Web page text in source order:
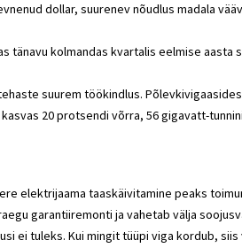
dollar, suurenev nõudlus madala
tänavu kolmandas kvartalis eelmise aasta
suurem töökindlus.
20 protsendi võrra, 56 gigavatt-
elektrijaama taaskäivitamine peaks
garantiiremonti ja vahetab välja
ei tuleks. Kui mingit tüüpi viga kordub,